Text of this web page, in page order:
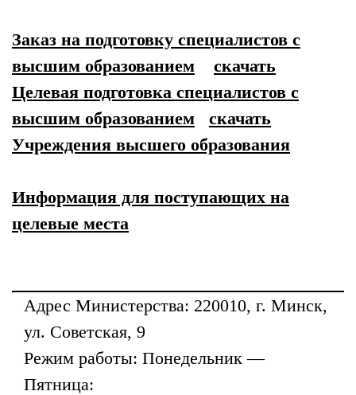
Заказ на подготовку специалистов с
высшим образованием
скачать
Целевая подготовка специалистов с
высшим образованием
скачать
Учреждения высшего образования
Информация для поступающих на
целевые места
Адрес Министерства: 220010, г. Минск,
ул. Советская, 9
Режим работы: Понедельник —
Пятница: